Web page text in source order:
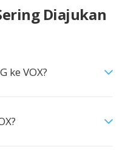
Diajukan
ke VOX?